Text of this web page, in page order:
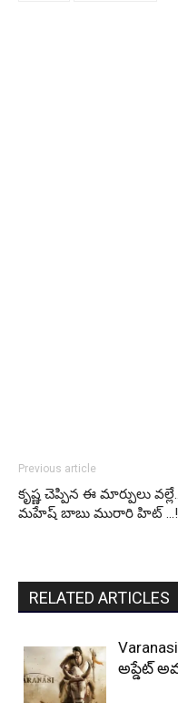
Previous article
కృష్ణ చెప్పిన ఈ మార్పులు వల్లే..
మహేష్ బాబు మురారి హిట్ …!
RELATED ARTICLES
అప్డేట్